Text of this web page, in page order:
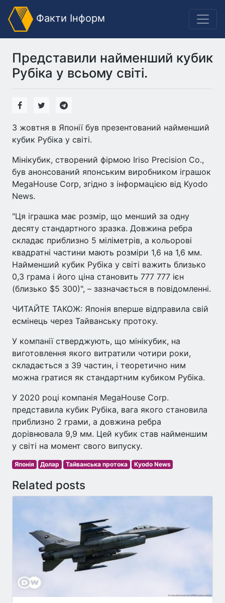
Факти Інформ
Представили найменший кубик
Рубіка у всьому світі.
3 жовтня в Японії був презентований найменший
кубик Рубіка у світі.
Мінікубик, створений фірмою Iriso Precision Co.,
був анонсований японським виробником іграшок
MegaHouse Corp, згідно з інформацією від Kyodo
News.
"Ця іграшка має розмір, що менший за одну
десяту стандартного зразка. Довжина ребра
складає приблизно 5 міліметрів, а кольорові
квадратні частини мають розміри 1,6 на 1,6 мм.
Найменший кубик Рубіка у світі важить близько
0,3 грама і його ціна становить 777 777 ієн
(близько $5 300)", – зазначається в повідомленні.
ЧИТАЙТЕ ТАКОЖ: Японія вперше відправила свій
есмінець через Тайванську протоку.
У компанії стверджують, що мінікубик, на
виготовлення якого витратили чотири роки,
складається з 39 частин, і теоретично ним
можна гратися як стандартним кубиком Рубіка.
У 2020 році компанія MegaHouse Corp.
представила кубик Рубіка, вага якого становила
приблизно 2 грами, а довжина ребра
дорівнювала 9,9 мм. Цей кубик став найменшим
у світі на момент свого випуску.
Японія Долар Тайванська протока Kyodo News
Related posts